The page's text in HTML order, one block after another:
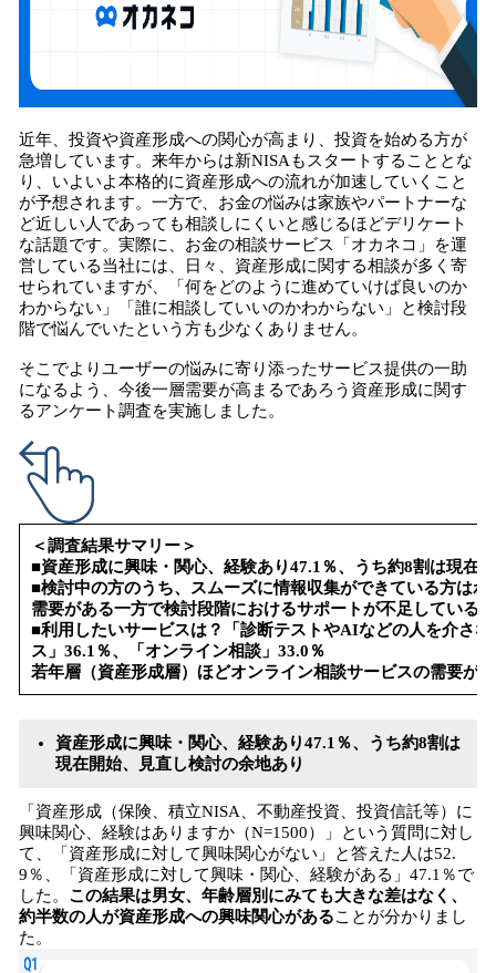
近年、投資や資産形成への関心が高まり、投資を始める方が
急増しています。来年からは新NISAもスタートすることとな
り、いよいよ本格的に資産形成への流れが加速していくこと
が予想されます。一方で、お金の悩みは家族やパートナーな
ど近しい人であっても相談しにくいと感じるほどデリケート
な話題です。実際に、お金の相談サービス「オカネコ」を運
営している当社には、日々、資産形成に関する相談が多く寄
せられていますが、「何をどのように進めていけば良いのか
わからない」「誰に相談していいのかわからない」と検討段
階で悩んでいたという方も少なくありません。
そこでよりユーザーの悩みに寄り添ったサービス提供の一助
になるよう、今後一層需要が高まるであろう資産形成に関す
るアンケート調査を実施しました。
＜調査結果サマリー＞
■資産形成に興味・関心、経験あり47.1％、うち約8割は現在
■検討中の方のうち、スムーズに情報収集ができている方はわ
需要がある一方で検討段階におけるサポートが不足している
■利用したいサービスは？「診断テストやAIなどの人を介さ
ス」36.1％、「オンライン相談」33.0％
若年層（資産形成層）ほどオンライン相談サービスの需要が
資産形成に興味・関心、経験あり47.1％、うち約8割は
現在開始、見直し検討の余地あり
「資産形成（保険、積立NISA、不動産投資、投資信託等）に
興味関心、経験はありますか（N=1500）」という質問に対し
て、「資産形成に対して興味関心がない」と答えた人は52.
9％、「資産形成に対して興味・関心、経験がある」47.1％で
した。 この結果は男女、年齢層別にみても大きな差はなく、
約半数の人が資産形成への興味関心があることが分かりまし
た。